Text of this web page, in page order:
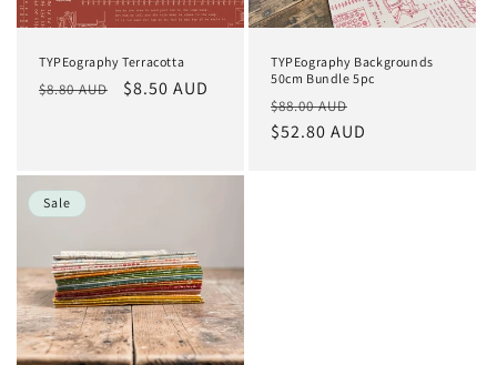
TYPEography Terracotta
Normaler
$8.80 AUD Verkaufspreis
$8.50 AUD
TYPEography Backgrounds
50cm Bundle 5pc
Normaler
Preis
$88.00 AUD
$52.80 AUD
Sale